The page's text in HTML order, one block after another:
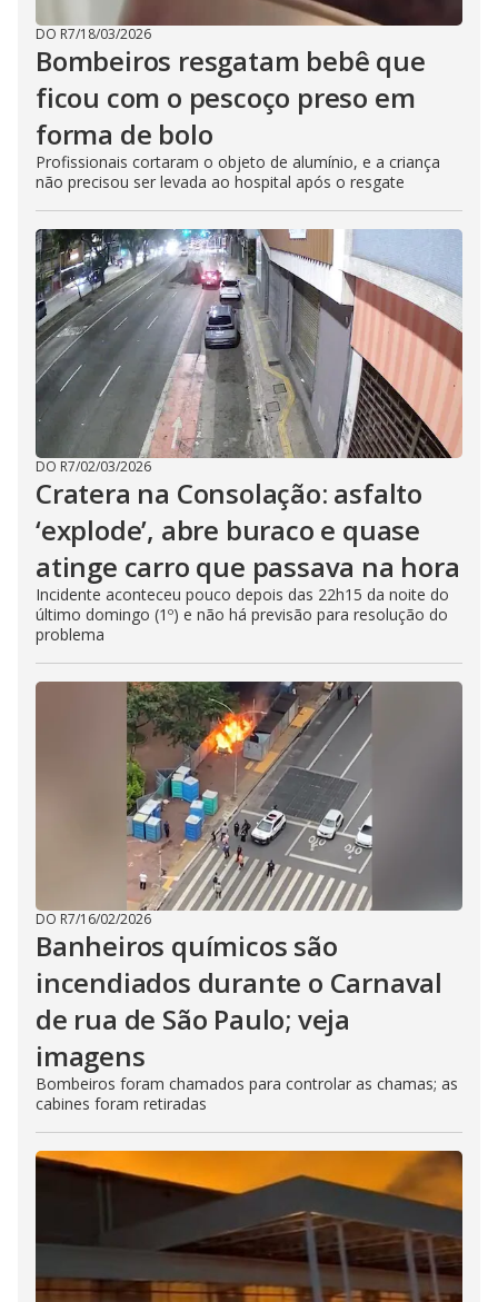
DO R7/18/03/2026
Bombeiros resgatam bebê que
ficou com o pescoço preso em
forma de bolo
Profissionais cortaram o objeto de alumínio, e a criança
não precisou ser levada ao hospital após o resgate
DO R7/02/03/2026
Cratera na Consolação: asfalto
‘explode’, abre buraco e quase
atinge carro que passava na hora
Incidente aconteceu pouco depois das 22h15 da noite do
último domingo (1º) e não há previsão para resolução do
problema
DO R7/16/02/2026
Banheiros químicos são
incendiados durante o Carnaval
de rua de São Paulo; veja
imagens
Bombeiros foram chamados para controlar as chamas; as
cabines foram retiradas